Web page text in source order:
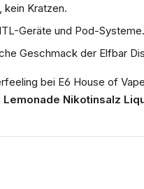
Kratzen.
Geräte und Pod-Systeme.
Geschmack der Elfbar
bei E6 House of
Lemonade Nikotinsalz